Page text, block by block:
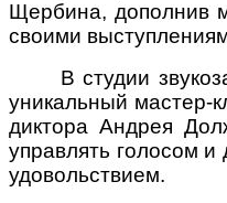
Щербина, дополнив
своими
В студии
уникальный мастер-
диктора Андрея
управлять голосом
удовольствием.